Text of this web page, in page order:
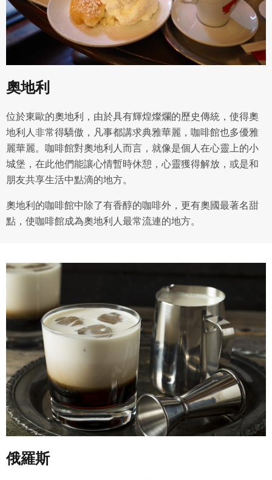
奧地利
位於東歐的奧地利，由於具有輝煌燦爛的歷史傳統，使得奧
地利人非常得驕傲，凡事都講求典雅華麗，咖啡館也多優雅
麗華麗。咖啡館對奧地利人而言，就像是個人在心靈上的小
城堡，在此他們能讓心情暫時休憩，心靈獲得解放，或是和
朋友共享生活中點滴的地方。
奧地利的咖啡館中除了有香醇的咖啡外，更有奧國最著名甜
點，使咖啡館成為奧地利人最常流連的地方。
俄羅斯
還沒有註冊帳號嗎？點擊
立刻登入
已經有註冊帳號了嗎？點擊立刻登入
授權內容：係指吉寶系統有限公司（吉寶系統公司）所有或
經授權使用而置放於吉寶知識系統網站或系統內之著作物。
衍生著作：係指就授權內容改作之創作。
會員同意遵守本系統之會員規範、著作權條款及隱私權政
違反前項約定者，本系統得終止會員資格。
三、著作權授權
會員得於本系統內使用授權內容，除經著作權人有標示採取
創用CC授權或其他授權者，會員不得重製、轉載、散布或類
本系統防盜拷措施或類似措施，會員不得予以破解、破壞或
以其他方法規避。
四、會員授權
會員享有其創作之衍生著作的著作權，但會員同意吉寶系統
公司得於該著作權存續期間內無償使用，包括再授權之權
利。
本條約定不因本合約終止而失效。
五、聲明保證
會員聲明並保證會員於使用本系統時創作、上傳或張貼的著
作物，會員享有所有權或經合法授權。
如會員違反前項約定致吉寶系統公司遭追訴、請求或求償
者，吉寶系統公司應立即通知會員，必要時本系統得移除爭
議內容。會員應協助相關程序並負擔吉寶系統公司因此所生
我同意上述會員條款
同意上述條款，確定註冊